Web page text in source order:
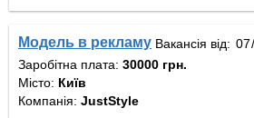
Модель в рекламу Вакансія від:
Заробітна плата: 30000 грн.
Місто: Київ
Компанія: JustStyle